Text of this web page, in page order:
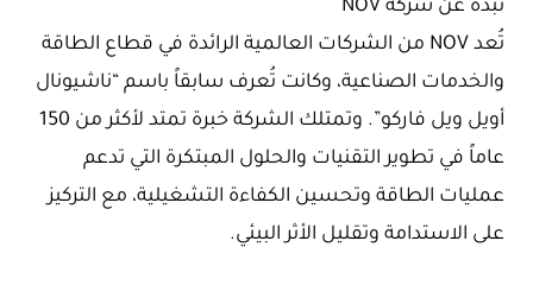
نبذة عن شركة NOV
تُعد NOV من الشركات العالمية الرائدة في قطاع الطاقة
والخدمات الصناعية، وكانت تُعرف سابقاً باسم “ناشيونال
أويل ويل فاركو”. وتمتلك الشركة خبرة تمتد لأكثر من 150
عاماً في تطوير التقنيات والحلول المبتكرة التي تدعم
عمليات الطاقة وتحسين الكفاءة التشغيلية، مع التركيز
على الاستدامة وتقليل الأثر البيئي.